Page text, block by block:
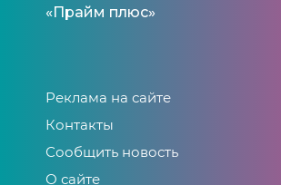
«Прайм плюс»
Реклама на сайте
Контакты
Сообщить новость
О сайте